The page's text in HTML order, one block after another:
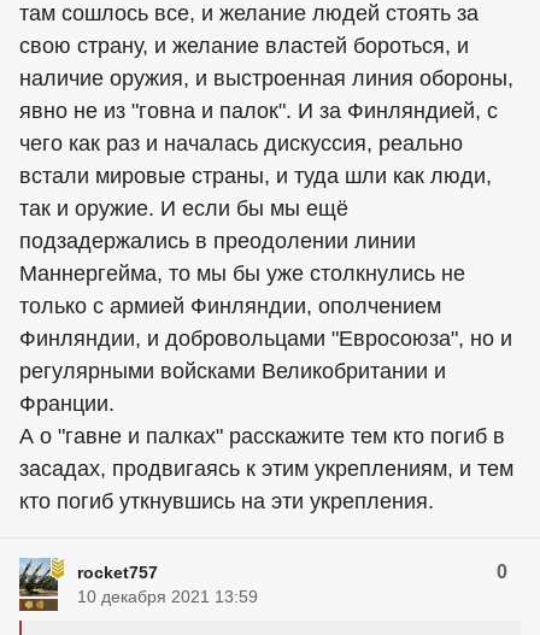
там сошлось все, и желание людей стоять за
свою страну, и желание властей бороться, и
наличие оружия, и выстроенная линия обороны,
явно не из "говна и палок". И за Финляндией, с
чего как раз и началась дискуссия, реально
встали мировые страны, и туда шли как люди,
так и оружие. И если бы мы ещё
подзадержались в преодолении линии
Маннергейма, то мы бы уже столкнулись не
только с армией Финляндии, ополчением
Финляндии, и добровольцами "Евросоюза", но и
регулярными войсками Великобритании и
Франции.
А о "гавне и палках" расскажите тем кто погиб в
засадах, продвигаясь к этим укреплениям, и тем
кто погиб уткнувшись на эти укрепления.
rocket757 0
10 декабря 2021 13:59